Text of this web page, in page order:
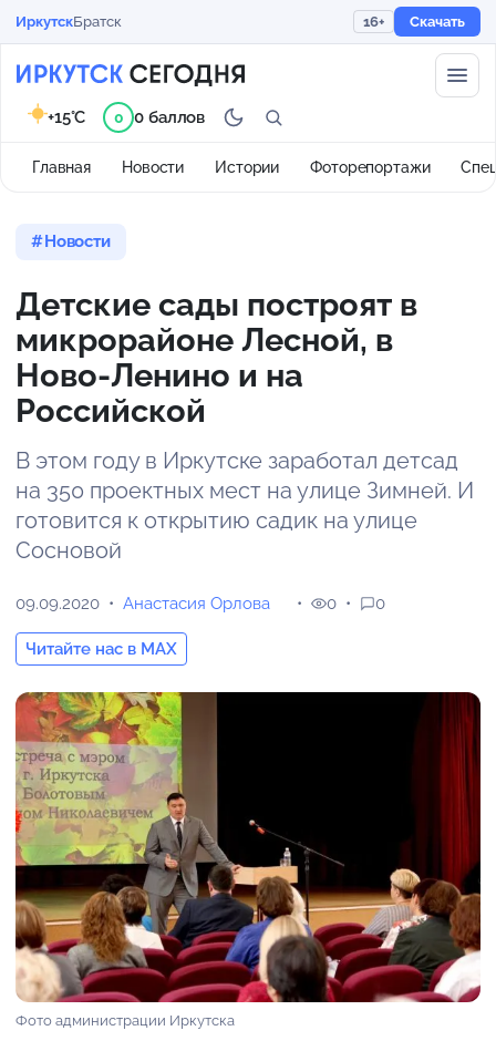
ИркутскБратск 16+ Скачать
Главная Новости Истории Фоторепортажи
+15°C 0 0 баллов
Новости
Детские сады построят в
микрорайоне Лесной, в
Ново-Ленино и на
Российской
В этом году в Иркутске заработал детсад
на 350 проектных мест на улице Зимней. И
готовится к открытию садик на улице
Сосновой
09.09.2020 Анастасия Орлова
Читайте нас в MAX
0 0
Фото администрации Иркутска